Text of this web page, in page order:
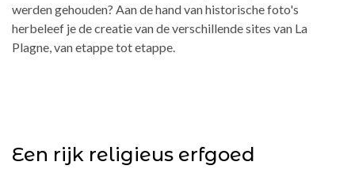
werden gehouden? Aan de hand van historische foto's
herbeleef je de creatie van de verschillende sites van La
Plagne, van etappe tot etappe.
Een rijk religieus erfgoed